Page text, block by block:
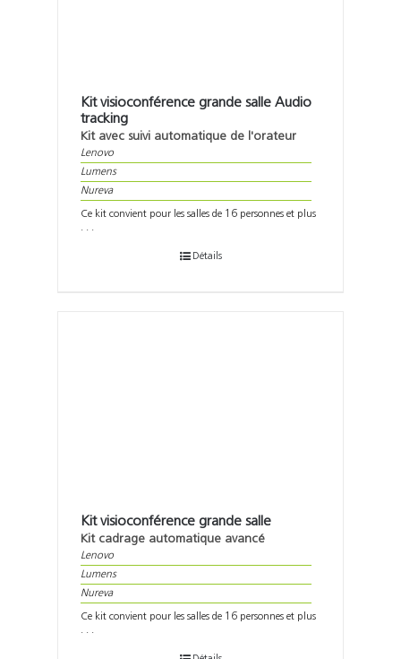
Kit visioconférence grande salle Audio
tracking
Kit avec suivi automatique de l'orateur
Lenovo
Lumens
Nureva
Ce kit convient pour les salles de 16 personnes et plus
. . .
Détails
Kit visioconférence grande salle
Kit cadrage automatique avancé
Lenovo
Lumens
Nureva
Ce kit convient pour les salles de 16 personnes et plus
. . .